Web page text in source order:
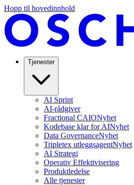
Hopp til hovedinnhold
Tjenester
AI Sprint
AI-rådgiver
Fractional CAIONyhet
Kodebase klar for AINyhet
Data GovernanceNyhet
Tripletex utleggsagentNyhet
AI Strategi
Operativ Effektivisering
Produktledelse
Alle tjenester